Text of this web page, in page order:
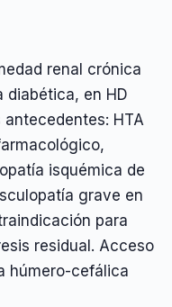
renal crónica
diabética, en HD
HTA
isquémica de
grave en
para
residual. Acceso
húmero-cefálica